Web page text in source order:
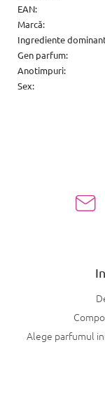
EAN:
Marcă:
Ingrediente
Gen parfum:
Anotimpuri:
Sex:
Alege parfumul